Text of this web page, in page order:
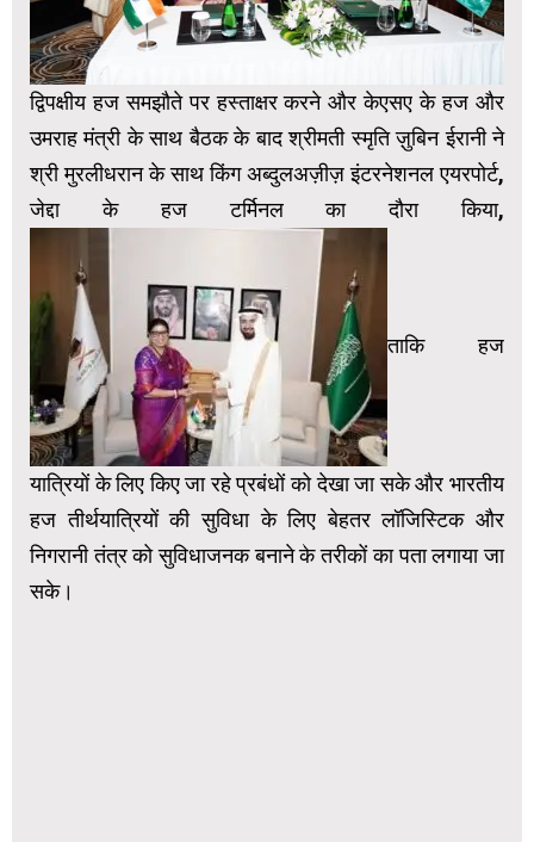
द्विपक्षीय हज समझौते पर हस्ताक्षर करने और केएसए के हज और
उमराह मंत्री के साथ बैठक के बाद श्रीमती स्‍मृति ज़ुबिन ईरानी ने
श्री मुरलीधरान के साथ किंग अब्दुलअज़ीज़ इंटरनेशनल एयरपोर्ट,
जेद्दा के हज टर्मिनल का दौरा किया,
ताकि हज
यात्रियों के लिए किए जा रहे प्रबंधों को देखा जा सके और भारतीय
हज तीर्थयात्रियों की सुविधा के लिए बेहतर लॉजिस्टिक और
निगरानी तंत्र को सुविधाजनक बनाने के तरीकों का पता लगाया जा
सके।